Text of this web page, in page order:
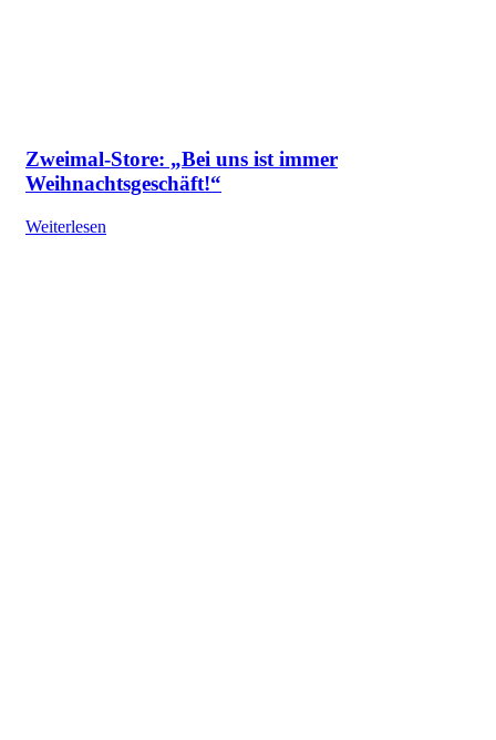
Zweimal-Store: „Bei uns ist immer
Weihnachtsgeschäft!“
Weiterlesen